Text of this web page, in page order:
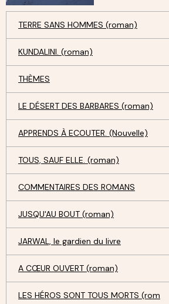
TERRE SANS HOMMES (roman)
KUNDALINI. (roman)
THÈMES
LE DÉSERT DES BARBARES (roman)
APPRENDS À ECOUTER. (Nouvelle)
TOUS, SAUF ELLE. (roman)
COMMENTAIRES DES ROMANS
JUSQU'AU BOUT (roman)
JARWAL, le gardien du livre
A CŒUR OUVERT (roman)
LES HÉROS SONT TOUS MORTS (rom